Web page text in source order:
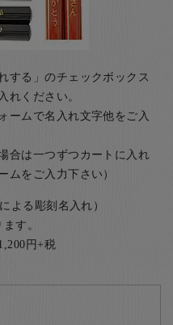
する」のチェックボックス
れください。
ームで名入れ文字他をご入
合は一つずつカートに入れ
ムをご入力下さい）
よる彫刻名入れ）
す。
円+税